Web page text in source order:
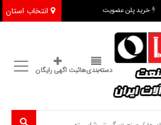
انتخاب استان خرید پلن عضویت
دسته‌بندی‌هاثبت اگهی رایگان